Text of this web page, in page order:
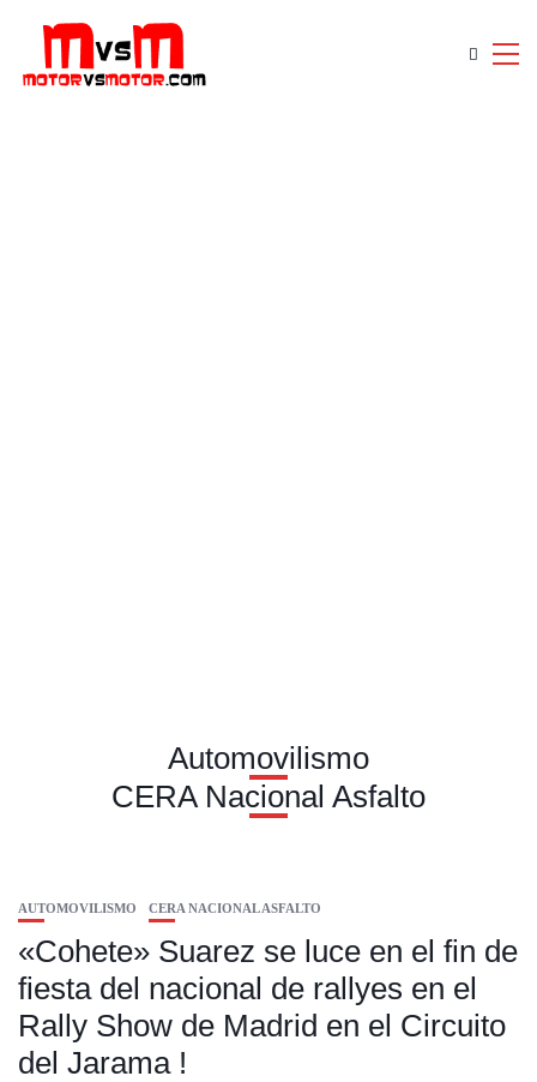
Automovilismo
CERA Nacional Asfalto
AUTOMOVILISMO CERA NACIONAL ASFALTO
«Cohete» Suarez se luce en el fin de
fiesta del nacional de rallyes en el
Rally Show de Madrid en el Circuito
del Jarama !